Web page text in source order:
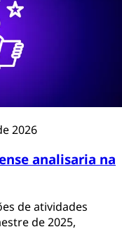
2026
analisaria na
de atividades
de 2025,